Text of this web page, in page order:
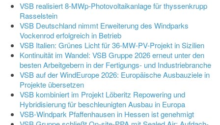
VSB realisiert 8-MWp-Photovoltaikanlage für thyssenkrupp
Rasselstein
VSB Deutschland nimmt Erweiterung des Windparks
Vockenrod erfolgreich in Betrieb
VSB Italien: Grünes Licht für 36-MW-PV-Projekt in Sizilien
Kontinuität im Wandel: VSB Gruppe 2026 erneut unter den
besten Arbeitgebern in der Fertigungs- und Industriebranche
VSB auf der WindEurope 2026: Europäische Ausbauziele in
Projekte übersetzen
VSB kombiniert im Projekt Löberitz Repowering und
Hybridisierung für beschleunigten Ausbau in Europa
VSB-Windpark Pfaffenhausen in Hessen ist genehmigt